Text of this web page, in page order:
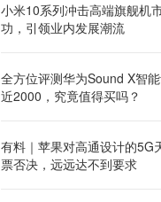
小米10系列冲击高端旗舰机
功，引领业内发展潮流
全方位评测华为Sound X智
近2000，究竟值得买吗？
有料｜苹果对高通设计的5G
票否决，远远达不到要求